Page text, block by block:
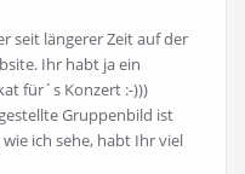
seit längerer Zeit auf der
Ihr habt ja ein
für´s Konzert :-)))
Gruppenbild ist
ich sehe, habt Ihr viel